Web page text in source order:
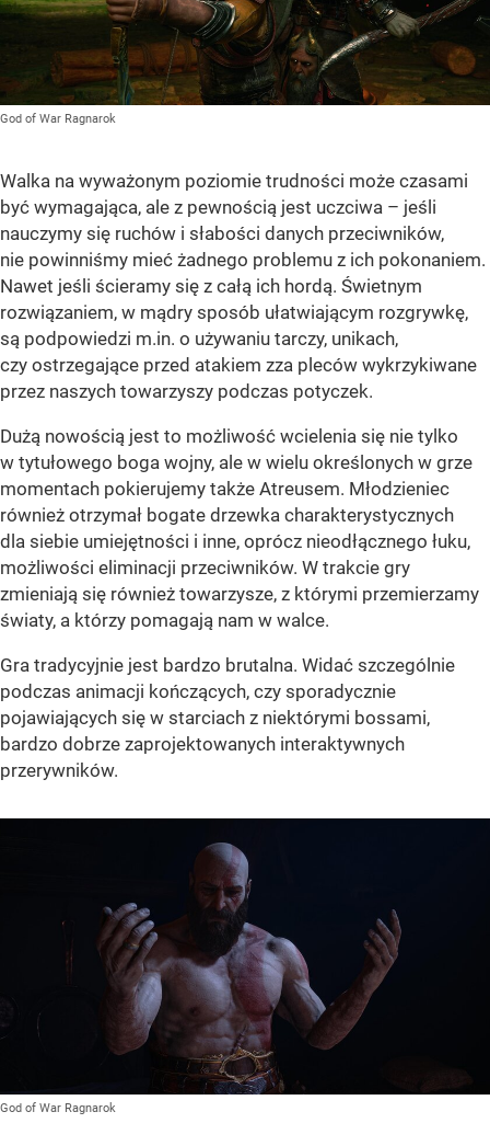
God of War Ragnarok
Walka na wyważonym poziomie trudności może czasami
być wymagająca, ale z pewnością jest uczciwa – jeśli
nauczymy się ruchów i słabości danych przeciwników,
nie powinniśmy mieć żadnego problemu z ich pokonaniem.
Nawet jeśli ścieramy się z całą ich hordą. Świetnym
rozwiązaniem, w mądry sposób ułatwiającym rozgrywkę,
są podpowiedzi m.in. o używaniu tarczy, unikach,
czy ostrzegające przed atakiem zza pleców wykrzykiwane
przez naszych towarzyszy podczas potyczek.
Dużą nowością jest to możliwość wcielenia się nie tylko
w tytułowego boga wojny, ale w wielu określonych w grze
momentach pokierujemy także Atreusem. Młodzieniec
również otrzymał bogate drzewka charakterystycznych
dla siebie umiejętności i inne, oprócz nieodłącznego łuku,
możliwości eliminacji przeciwników. W trakcie gry
zmieniają się również towarzysze, z którymi przemierzamy
światy, a którzy pomagają nam w walce.
Gra tradycyjnie jest bardzo brutalna. Widać szczególnie
podczas animacji kończących, czy sporadycznie
pojawiających się w starciach z niektórymi bossami,
bardzo dobrze zaprojektowanych interaktywnych
przerywników.
God of War Ragnarok